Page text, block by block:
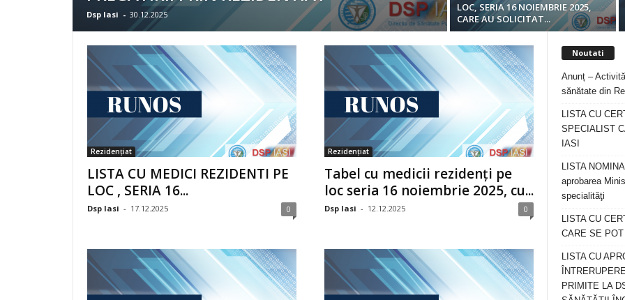
Dsp Iasi - 30.12.2025
LOC, SERIA 16 NOIEMBRIE 2025,
CARE AU SOLICITAT...
Rezidențiat
LISTA CU MEDICI REZIDENTI PE
LOC , SERIA 16...
Dsp Iasi - 17.12.2025 0
Rezidențiat
Tabel cu medicii rezidenți pe
loc seria 16 noiembrie 2025, cu...
Dsp Iasi - 12.12.2025 0
Noutati
Anunț –
sănătate din
LISTA CU
SPECIALIST
IASI
LISTA
aprobarea
specialităţi
LISTA CU
CARE SE POT
LISTA CU
PRIMITE LA